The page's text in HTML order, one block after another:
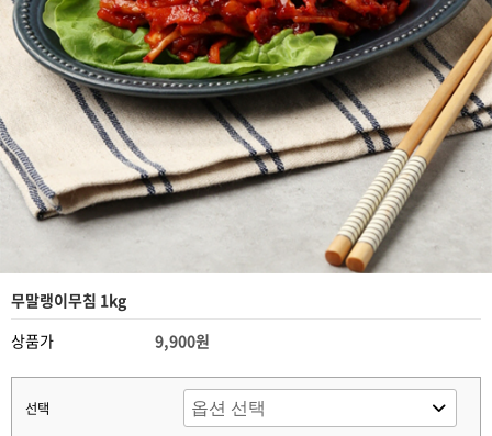
무말랭이무침 1kg
상품가
9,900원
선택